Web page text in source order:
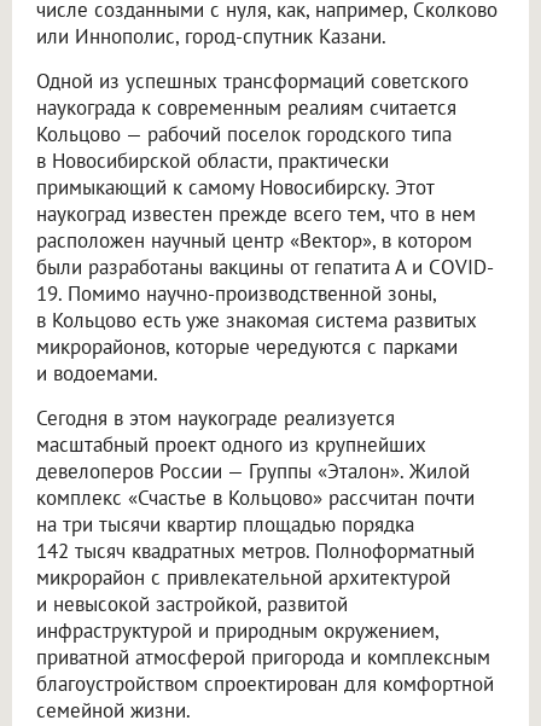
числе созданными с нуля, как, например, Сколково
или Иннополис, город-спутник Казани.
Одной из успешных трансформаций советского
наукограда к современным реалиям считается
Кольцово — рабочий поселок городского типа
в Новосибирской области, практически
примыкающий к самому Новосибирску. Этот
наукоград известен прежде всего тем, что в нем
расположен научный центр «Вектор», в котором
были разработаны вакцины от гепатита А и COVID-
19. Помимо научно-производственной зоны,
в Кольцово есть уже знакомая система развитых
микрорайонов, которые чередуются с парками
и водоемами.
Сегодня в этом наукограде реализуется
масштабный проект одного из крупнейших
девелоперов России — Группы «Эталон». Жилой
комплекс «Счастье в Кольцово» рассчитан почти
на три тысячи квартир площадью порядка
142 тысяч квадратных метров. Полноформатный
микрорайон с привлекательной архитектурой
и невысокой застройкой, развитой
инфраструктурой и природным окружением,
приватной атмосферой пригорода и комплексным
благоустройством спроектирован для комфортной
семейной жизни.